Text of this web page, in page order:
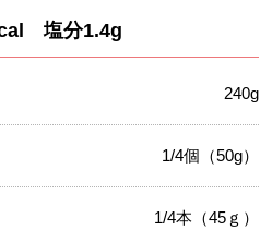
塩分1.4g
240g
1/4個（50g）
1/4本（45ｇ）